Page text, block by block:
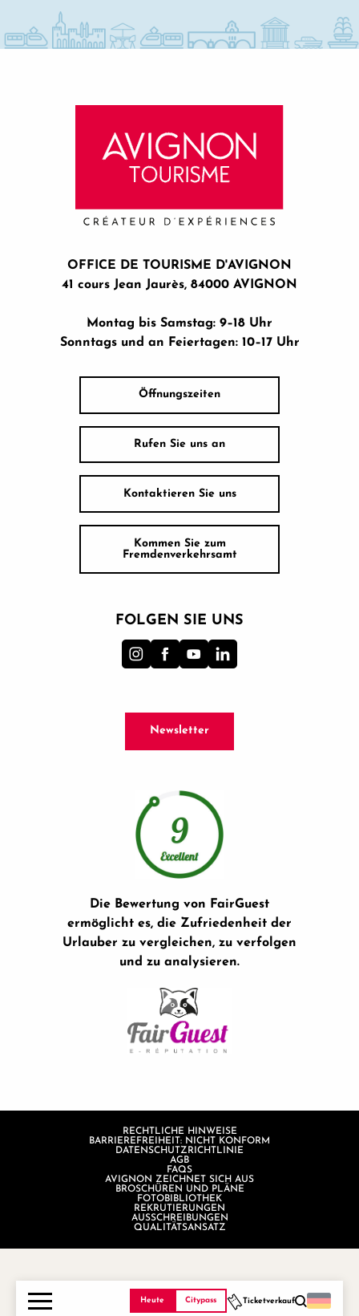
Heute Citypass Ticketverkauf
OFFICE DE TOURISME D'AVIGNON
41 cours Jean Jaurès, 84000 AVIGNON
Montag bis Samstag: 9–18 Uhr
Sonntags und an Feiertagen: 10–17 Uhr
Öffnungszeiten
Rufen Sie uns an
Kontaktieren Sie uns
Kommen Sie zum
Fremdenverkehrsamt
FOLGEN SIE UNS
Newsletter
Die Bewertung von FairGuest
ermöglicht es, die Zufriedenheit der
Urlauber zu vergleichen, zu verfolgen
und zu analysieren.
RECHTLICHE HINWEISE
BARRIEREFREIHEIT: NICHT KONFORM
DATENSCHUTZRICHTLINIE
AGB
FAQS
AVIGNON ZEICHNET SICH AUS
BROSCHÜREN UND PLÄNE
FOTOBIBLIOTHEK
REKRUTIERUNGEN
AUSSCHREIBUNGEN
QUALITÄTSANSATZ